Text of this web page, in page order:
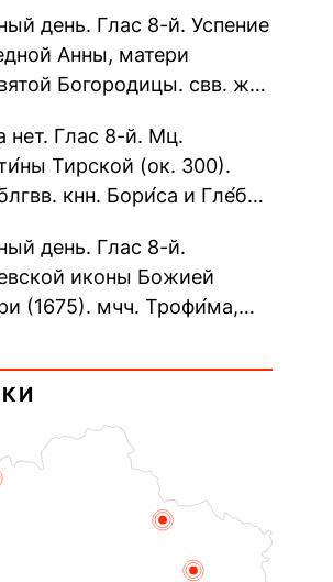
день. Глас 8-й. Успение
Анны, матери
Богородицы. свв. жен
девы,...
нет. Глас 8-й. Мц.
Тирской (ок. 300).
кнн. Бори́са и Гле́ба,
(1015). Прп....
день. Глас 8-й.
иконы Божией
(1675). мчч. Трофи́ма,
(284–305). прав.
Фео́дора...